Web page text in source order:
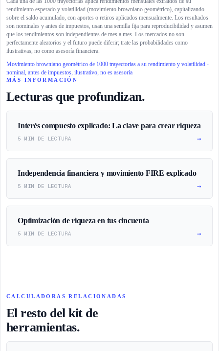
rendimiento esperado y volatilidad (movimiento browniano geométrico), capitalizando
sobre el saldo acumulado, con aportes o retiros aplicados mensualmente. Los resultados
son nominales y antes de impuestos, usan una semilla fija para reproducibilidad y asumen
que los rendimientos son independientes de mes a mes. Los mercados no son
perfectamente aleatorios y el futuro puede diferir; trate las probabilidades como
ilustrativas, no como asesoría financiera.
Movimiento browniano geométrico de 1000 trayectorias a su rendimiento y volatilidad -
nominal, antes de impuestos, ilustrativo, no es asesoría
MÁS INFORMACIÓN
Lecturas que profundizan.
Interés compuesto explicado: La clave para crear riqueza
5 MIN DE LECTURA →
Independencia financiera y movimiento FIRE explicado
5 MIN DE LECTURA →
Optimización de riqueza en tus cincuenta
5 MIN DE LECTURA →
CALCULADORAS RELACIONADAS
El resto del kit de
herramientas.